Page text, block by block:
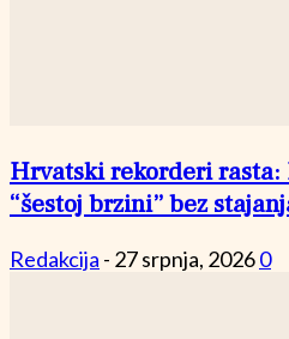
Hrvatski rekorderi rasta:
“šestoj brzini” bez
Redakcija - 27 srpnja, 20260